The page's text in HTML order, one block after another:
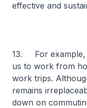
effective and
13. For example,
us to work from
work trips.
remains
down on